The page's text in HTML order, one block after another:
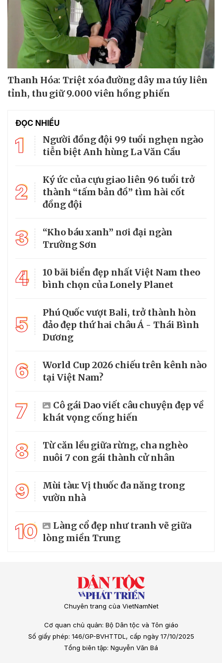
Thanh Hóa: Triệt xóa đường dây ma túy liên
tỉnh, thu giữ 9.000 viên hồng phiến
ĐỌC NHIỀU
1
Người đồng đội 99 tuổi nghẹn ngào
tiễn biệt Anh hùng La Văn Cầu
2
Ký ức của cựu giao liên 96 tuổi trở
thành “tấm bản đồ” tìm hài cốt
đồng đội
3
“Kho báu xanh” nơi đại ngàn
Trường Sơn
4
10 bãi biển đẹp nhất Việt Nam theo
bình chọn của Lonely Planet
5
Phú Quốc vượt Bali, trở thành hòn
đảo đẹp thứ hai châu Á - Thái Bình
Dương
6
World Cup 2026 chiếu trên kênh nào
tại Việt Nam?
7
Cô gái Dao viết câu chuyện đẹp về
khát vọng cống hiến
8
Từ căn lều giữa rừng, cha nghèo
nuôi 7 con gái thành cử nhân
9
Mùi tàu: Vị thuốc đa năng trong
vườn nhà
10
Làng cổ đẹp như tranh vẽ giữa
lòng miền Trung
Chuyên trang của VietNamNet
Cơ quan chủ quản: Bộ Dân tộc và Tôn giáo
Số giấy phép: 146/GP-BVHTTDL, cấp ngày 17/10/2025
Tổng biên tập: Nguyễn Văn Bá